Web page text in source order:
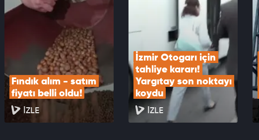
VIDEOYU İZLE
Fındık alım - satım
fiyatı belli oldu!
İZLE
İzmir Otogarı için
tahliye kararı!
Yargıtay son noktayı
koydu
İZLE